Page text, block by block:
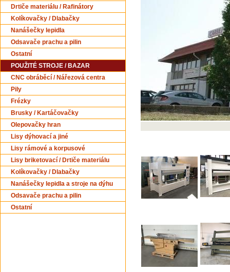
Drtiče materiálu / Rafinátory
Kolíkovačky / Dlabačky
Nanášečky lepidla
Odsavače prachu a pilin
Ostatní
POUŽITÉ STROJE / BAZAR
CNC obráběcí / Nářezová centra
Pily
Frézky
Brusky / Kartáčovačky
Olepovačky hran
Lisy dýhovací a jiné
Lisy rámové a korpusové
Lisy briketovací / Drtiče materiálu
Kolíkovačky / Dlabačky
Nanášečky lepidla a stroje na dýhu
Odsavače prachu a pilin
Ostatní